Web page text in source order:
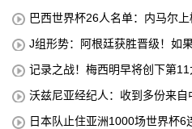
巴西世界杯26人名单：内马尔
J组形势：阿根廷获胜晋级！如
记录之战！梅西明早将创下第
沃兹尼亚经纪人：收到多份来
日本队止住亚洲1000场世界杯